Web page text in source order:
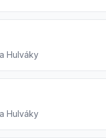
Hulváky
Hulváky